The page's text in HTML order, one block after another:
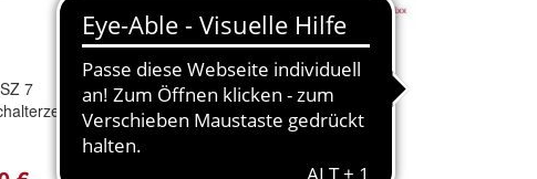
7
Art.
DORMA EMF
Elektromechanische
Feststellung Art.